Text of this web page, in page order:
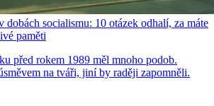
dobách socialismu: 10 otázek odhalí, za máte
paměti
před rokem 1989 měl mnoho podob.
na tváři, jiní by raději zapomněli.